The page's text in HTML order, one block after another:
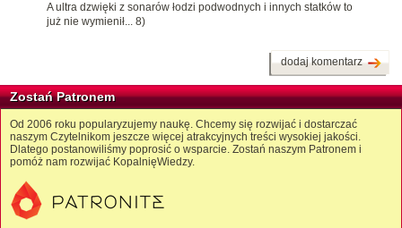
A ultra dzwięki z sonarów łodzi podwodnych i innych statków to
już nie wymienił... 8)
dodaj komentarz
Zostań Patronem
Od 2006 roku popularyzujemy naukę. Chcemy się rozwijać i dostarczać
naszym Czytelnikom jeszcze więcej atrakcyjnych treści wysokiej jakości.
Dlatego postanowiliśmy poprosić o wsparcie. Zostań naszym Patronem i
pomóż nam rozwijać KopalnięWiedzy.